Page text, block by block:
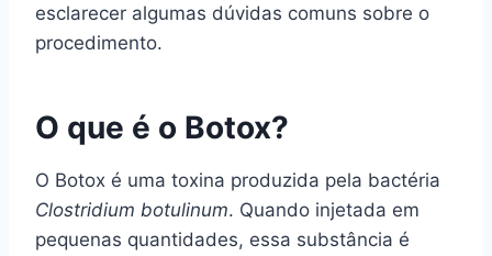
esclarecer algumas dúvidas comuns sobre o
procedimento.
O que é o Botox?
O Botox é uma toxina produzida pela bactéria
Clostridium botulinum. Quando injetada em
pequenas quantidades, essa substância é